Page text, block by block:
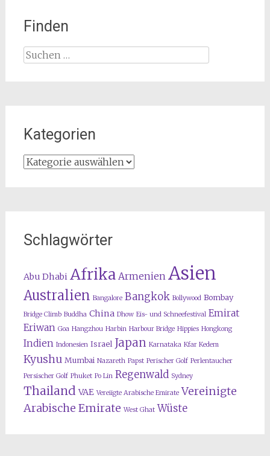
Finden
Suchen
Kategorien
Kategorien
Schlagwörter
Abu Dhabi Afrika Armenien Asien
Australien Bangalore Bangkok Bollywood Bombay
Bridge Climb Buddha China Dhow Eis- und Schneefestival Emirat
Eriwan Goa Hangzhou Harbin Harbour Bridge Hippies Hongkong
Indien Indonesien Israel Japan Karnataka Kfar Kedem
Kyushu Mumbai Nazareth Papst Perischer Golf Perlentaucher
Persischer Golf Phuket Po Lin Regenwald Sydney
Thailand VAE Vereiigte Arabische Emirate Vereinigte
Arabische Emirate West Ghat Wüste